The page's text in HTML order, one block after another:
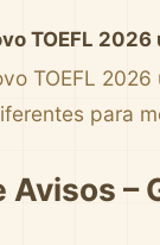
TOEFL
TOEFL
para
–